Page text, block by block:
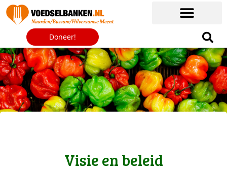
Doneer!
Visie en beleid